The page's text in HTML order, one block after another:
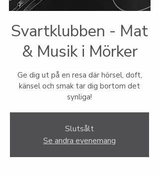
Svartklubben - Mat
& Musik i Mörker
Ge dig ut på en resa där hörsel, doft,
känsel och smak tar dig bortom det
synliga!
Slutsålt
Se andra evenemang